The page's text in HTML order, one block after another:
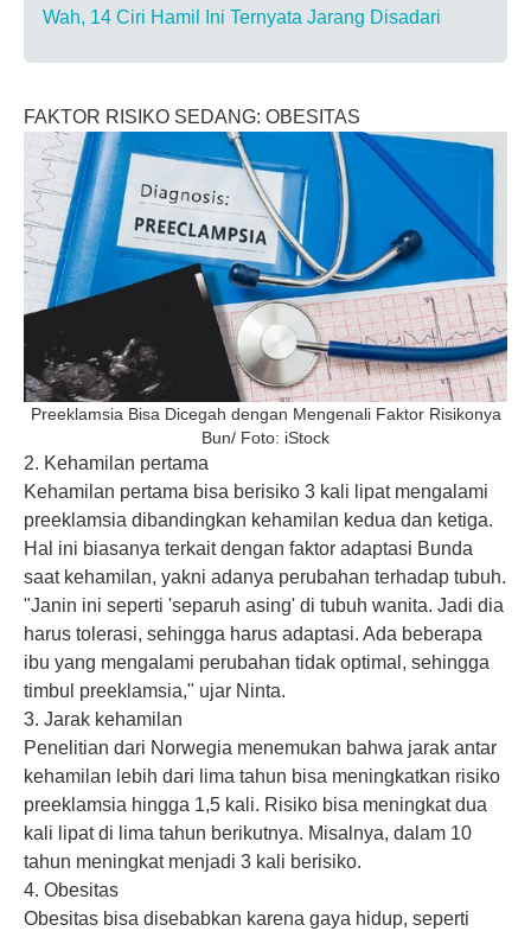
Wah, 14 Ciri Hamil Ini Ternyata Jarang Disadari
FAKTOR RISIKO SEDANG: OBESITAS
Preeklamsia Bisa Dicegah dengan Mengenali Faktor Risikonya
Bun/ Foto: iStock
2. Kehamilan pertama
Kehamilan pertama bisa berisiko 3 kali lipat mengalami
preeklamsia dibandingkan kehamilan kedua dan ketiga.
Hal ini biasanya terkait dengan faktor adaptasi Bunda
saat kehamilan, yakni adanya perubahan terhadap tubuh.
"Janin ini seperti 'separuh asing' di tubuh wanita. Jadi dia
harus tolerasi, sehingga harus adaptasi. Ada beberapa
ibu yang mengalami perubahan tidak optimal, sehingga
timbul preeklamsia," ujar Ninta.
3. Jarak kehamilan
Penelitian dari Norwegia menemukan bahwa jarak antar
kehamilan lebih dari lima tahun bisa meningkatkan risiko
preeklamsia hingga 1,5 kali. Risiko bisa meningkat dua
kali lipat di lima tahun berikutnya. Misalnya, dalam 10
tahun meningkat menjadi 3 kali berisiko.
4. Obesitas
Obesitas bisa disebabkan karena gaya hidup, seperti